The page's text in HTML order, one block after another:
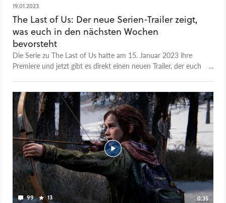
19.01.2023
The Last of Us: Der neue Serien-Trailer zeigt,
was euch in den nächsten Wochen
bevorsteht
Die Serie zu The Last of Us hatte am 15. Januar 2023 ihre
Premiere und jetzt gibt es direkt einen neuen Trailer, der euch
und nach veröffentlicht werden. Kritiker konnte das Werk
bereits überzeugen, wie Metacritic und Rottentomatoes
zeigen. Denn dort kassiert die Serie Top-Wertungen ab. Denn
sie soll nicht nur dem emotionalen Kern der Geschichte treu
bleiben, sondern auch die Lore rund um die Welt weiter
vertiefen. Wollt ihr hingegen lieber das Spiel spielen, dann
habt ihr auch dazu bald die Chance. Denn The Last of Us Part
1 erscheint am 3. März 2023 für den PC. Das Warten scheint
sich zudem zu lohnen. Denn der Titel hat schon auf den
Konsolen Top-Wertungen kassiert.
99 13
0:35